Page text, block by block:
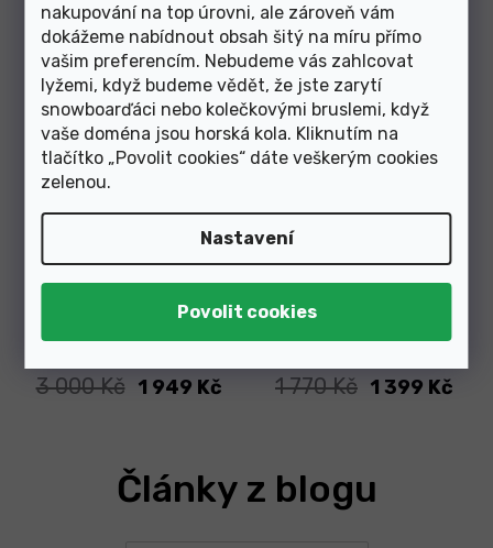
nakupování na top úrovni, ale zároveň vám
dokážeme nabídnout obsah šitý na míru přímo
vašim preferencím. Nebudeme vás zahlcovat
lyžemi, když budeme vědět, že jste zarytí
snowboarďáci nebo kolečkovými bruslemi, když
vaše doména jsou horská kola. Kliknutím na
tlačítko „Povolit cookies“ dáte veškerým cookies
zelenou.
Nastavení
Výprodej
-35%
Lyžařské brýle Salomon 3
S/View Photo Black 25/26
3 000 Kč 1 949 Kč
-21%
Samonavíjecí tažné lano
1 770 Kč 1 399 Kč
Články z blogu